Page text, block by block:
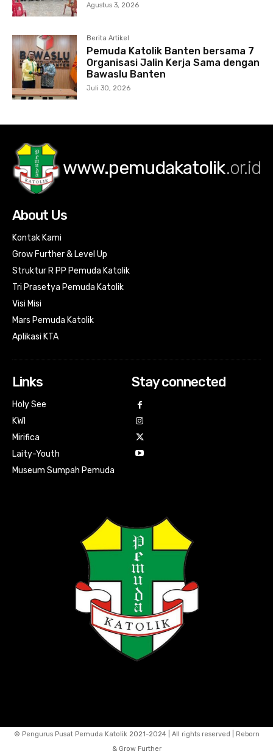
Agustus 3, 2026
Berita Artikel
Pemuda Katolik Banten bersama 7
Organisasi Jalin Kerja Sama dengan
Bawaslu Banten
Juli 30, 2026
www.pemudakatolik.or.id
About Us
Kontak Kami
Grow Further & Level Up
Struktur R PP Pemuda Katolik
Tri Prasetya Pemuda Katolik
Visi Misi
Mars Pemuda Katolik
Aplikasi KTA
Links
Holy See
KWI
Mirifica
Laity-Youth
Museum Sumpah Pemuda
Stay connected
© Pengurus Pusat Pemuda Katolik 2021-2024 | All rights reserved | Reborn
& Grow Further